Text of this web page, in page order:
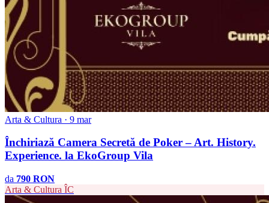
Arta & Cultura · 9 mar
Închiriază Camera Secretă de Poker – Art. History.
Experience. la EkoGroup Vila
da 790 RON
Arta & Cultura ÎC